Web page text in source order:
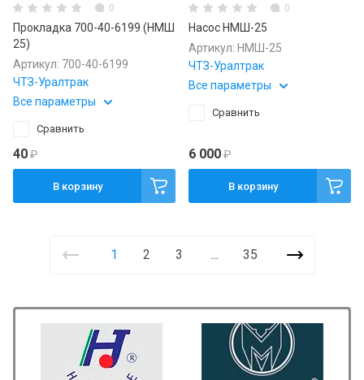
0
Прокладка 700-40-6199 (НМШ
25)
Артикул: 700-40-6199
ЧТЗ-Уралтрак
Все параметры
Сравнить
40₽
В корзину
0
Насос НМШ-25
Артикул: НМШ-25
ЧТЗ-Уралтрак
Все параметры
Сравнить
6 000₽
В корзину
1 2 3 ... 35